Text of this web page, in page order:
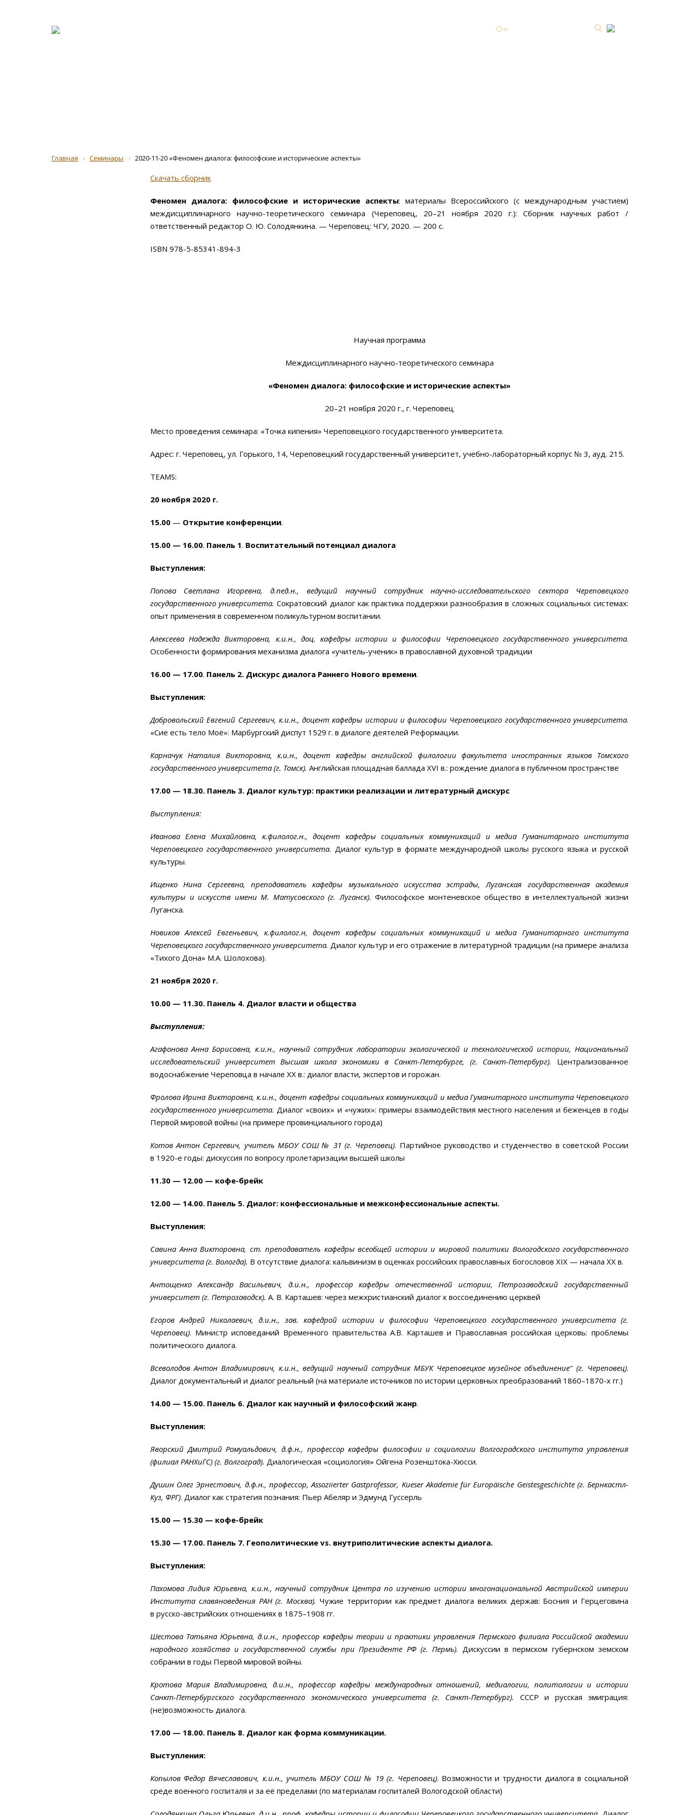
Главная Семинары 2020-11-20 «Феномен диалога: философские и исторические аспекты»
Скачать сборник
Феномен диалога: философские и исторические аспекты: материалы Всероссийского (с международным участием)
междисциплинарного научно-теоретического семинара (Череповец, 20–21
ноября 2020 г.): Сборник научных работ /
ответственный редактор О. Ю. Солодянкина. — Череповец: ЧГУ, 2020. — 200 с.
ISBN 978-5-85341-894-3
Научная программа
Междисциплинарного научно-теоретического семинара
«Феномен диалога: философские и исторические аспекты»
20–21 ноября 2020 г., г. Череповец
Место проведения семинара: «Точка кипения» Череповецкого государственного университета.
Адрес: г. Череповец, ул. Горького, 14, Череповецкий государственный университет, учебно-лабораторный корпус № 3, ауд. 215.
TEAMS:
20 ноября 2020 г.
15.00 — Открытие конференции.
15.00 — 16.00. Панель 1. Воспитательный потенциал диалога
Выступления:
Попова Светлана Игоревна, д.пед.н.,ведущий научный сотрудник научно-исследовательского сектора Череповецкого
государственного университета.Сократовский диалог как практика поддержки разнообразия в сложных социальных системах:
опыт применения в современном поликультурном воспитании.
Алексеева Надежда Викторовна, к.и.н., доц. кафедры истории и философии Череповецкого государственного университета.
Особенности формирования механизма диалога «учитель-ученик» в православной духовной традиции
16.00 — 17.00. Панель 2. Дискурс диалога Раннего Нового времени.
Выступления:
Добровольский Евгений Сергеевич, к.и.н., доцент кафедры истории и философии Череповецкого государственного университета.
«Сие есть тело Моё»: Марбургский диспут 1529 г. в диалоге деятелей Реформации.
Карначук Наталия Викторовна, к.и.н., доцент кафедры английской филологии факультета иностранных языков Томского
государственного университета (г. Томск). Английская площадная баллада XVI в.: рождение диалога в публичном пространстве
17.00 — 18.30. Панель 3. Диалог культур: практики реализации и литературный дискурс
Выступления:
Иванова Елена Михайловна, к.филолог.н., доцент кафедры социальных коммуникаций и медиа Гуманитарного института
Череповецкого государственного университета. Диалог культур в формате международной школы русского языка и русской
культуры.
Ищенко Нина Сергеевна, преподаватель кафедры музыкального искусства эстрады, Луганская государственная академия
культуры и искусств имени М. Матусовского (г. Луганск).Философское монтеневское общество в интеллектуальной жизни
Луганска.
Новиков Алексей Евгеньевич, к.филолог.н, доцент кафедры социальных коммуникаций и медиа Гуманитарного института
Череповецкого государственного университета. Диалог культур и его отражение в литературной традиции (на примере анализа
«Тихого Дона» М.А. Шолохова).
21 ноября 2020 г.
10.00 — 11.30. Панель 4. Диалог власти и общества
Выступления:
Агафонова Анна Борисовна, к.и.н.,научный сотрудник лаборатории экологической и технологической истории, Национальный
исследовательский университет Высшая школа экономики в Санкт-Петербурге, (г. Санкт-Петербург).
Централизованное
водоснабжение Череповца в начале XX в.: диалог власти, экспертов и горожан.
Фролова Ирина Викторовна, к.и.н., доцент кафедры социальных коммуникаций и медиа Гуманитарного института Череповецкого
государственного университета. Диалог «своих» и «чужих»: примеры взаимодействия местного населения и беженцев в годы
Первой мировой войны (на примере провинциального города)
Котов Антон Сергеевич, учитель МБОУ СОШ № 31 (г. Череповец). Партийное руководство и студенчество в советской России
в 1920-е годы: дискуссия по вопросу пролетаризации высшей школы
11.30 — 12.00 — кофе-брейк
12.00 — 14.00. Панель 5. Диалог: конфессиональные и межконфессиональные аспекты.
Выступления:
Савина Анна Викторовна, ст. преподаватель кафедры всеобщей истории и мировой политики Вологодского государственного
университета (г. Вологда). В отсутствие диалога: кальвинизм в оценках российских православных богословов XIX — начала XX в.
Антощенко Александр Васильевич, д.и.н., профессор кафедры отечественной истории, Петрозаводский государственный
университет (г. Петрозаводск). А. В. Карташев: через межхристианский диалог к воссоединению церквей
Егоров Андрей Николаевич, д.и.н., зав. кафедрой истории и философии Череповецкого государственного университета (г.
Череповец). Министр исповеданий Временного правительства А.В. Карташев и Православная российская церковь: проблемы
политического диалога.
Всеволодов Антон Владимирович, к.и.н., ведущий научный сотрудник МБУК Череповецкое музейное объединение" (г. Череповец).
Диалог документальный и диалог реальный (на материале источников по истории церковных преобразований 1860–1870-х гг.)
14.00 — 15.00. Панель 6. Диалог как научный и философский жанр.
Выступления:
Яворский Дмитрий Ромуальдович, д.ф.н., профессор кафедры философии и социологии Волгоградского института управления
(филиал РАНХиГС) (г. Волгоград). Диалогическая «социология» Ойгена Розенштока-Хюсси.
Душин Олег Эрнестович, д.ф.н., профессор,Assoziierter Gastprofessor, Kueser Akademie für Europäische Geistesgeschichte (г. Бернкастл-
Куз, ФРГ). Диалог как стратегия познания: Пьер Абеляр и Эдмунд Гуссерль
15.00 — 15.30 — кофе-брейк
15.30 — 17.00. Панель 7. Геополитические vs. внутриполитические аспекты диалога.
Выступления:
Пахомова Лидия Юрьевна, к.и.н., научный сотрудник Центра по изучению истории многонациональной Австрийской империи
Института славяноведения РАН (г. Москва). Чужие территории как предмет диалога великих держав: Босния и Герцеговина
в русско-австрийских отношениях в 1875–1908 гг.
Шестова Татьяна Юрьевна, д.и.н., профессор кафедры теории и практики управления Пермского филиала Российской академии
народного хозяйства и государственной службы при Президенте РФ (г. Пермь). Дискуссии в пермском губернском земском
собрании в годы Первой мировой войны.
Кротова Мария Владимировна, д.и.н., профессор кафедры международных отношений, медиалогии, политологии и истории
Санкт-Петербургского государственного экономического университета (г. Санкт-Петербург). СССР и русская эмиграция:
(не)возможность диалога.
17.00 — 18.00. Панель 8. Диалог как форма коммуникации.
Выступления:
Копылов Федор Вячеславович, к.и.н., учитель МБОУ СОШ № 19 (г. Череповец). Возможности и трудности диалога в социальной
среде военного госпиталя и за её пределами (по материалам госпиталей Вологодской области)